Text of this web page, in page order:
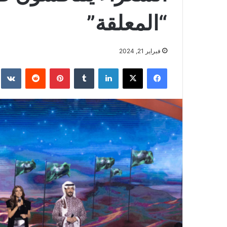
“المعلقة”
فبراير 21, 2024
فيسبوك ‫X لينكدإن بينتيريست